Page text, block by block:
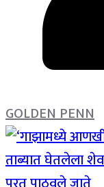
GOLDEN PENN